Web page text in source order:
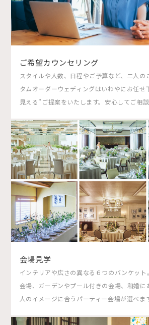
ご希望カウンセリング
スタイルや人数、日程やご予算など、二人の
タムオーダーウェディングはいわやにお任
見える”ご提案をいたします。安心してご相談
会場見学
インテリアや広さの異なる６つのバンケット
会場、ガーデンやプール付きの会場、和婚に
人のイメージに合うパーティー会場が選べます